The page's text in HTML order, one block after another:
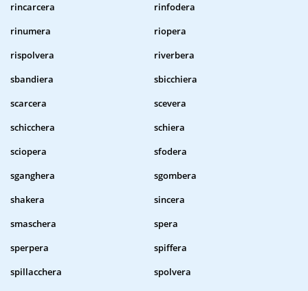
rincarcera
rinfodera
rinumera
riopera
rispolvera
riverbera
sbandiera
sbicchiera
scarcera
scevera
schicchera
schiera
sciopera
sfodera
sganghera
sgombera
shakera
sincera
smaschera
spera
sperpera
spiffera
spillacchera
spolvera